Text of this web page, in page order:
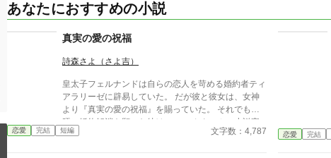
あなたにおすすめの小説
真実の愛の祝福
詩森さよ（さよ吉）
皇太子フェルナンドは自らの恋人を苛める婚約者ティ
アラリーゼに辟易していた。 だが彼と彼女は、女神
より『真実の愛の祝福』を賜っていた。 それでも強
硬に婚約解消を願った彼は……。 カクヨム、小説家
になろうにも掲載。 筆者は体調不良なことも多く、
恋愛 完結 短編 文字数：4,787 恋愛 完結